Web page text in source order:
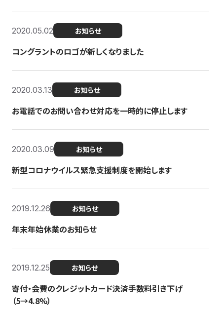
2020.05.02 お知らせ
コングラントのロゴが新しくなりました
2020.03.13 お知らせ
お電話でのお問い合わせ対応を一時的に停止します
2020.03.09 お知らせ
新型コロナウイルス緊急支援制度を開始します
2019.12.26 お知らせ
年末年始休業のお知らせ
2019.12.25 お知らせ
寄付・会費のクレジットカード決済手数料引き下げ
（5→4.8%）